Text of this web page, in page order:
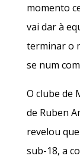
momento
vai dar à
terminar o
se num
O clube de
de Ruben
revelou
sub-18, a